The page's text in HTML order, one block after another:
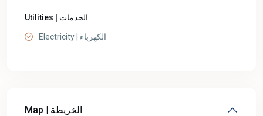
Utilities | الخدمات
Electricity | الكهرباء
Map | الخريطة